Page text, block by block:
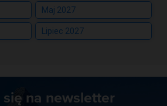
Maj 2027
Lipiec 2027
na newsletter